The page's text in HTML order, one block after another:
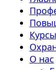
О нас